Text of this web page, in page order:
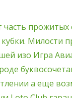
Милости
изо Игра
а еще